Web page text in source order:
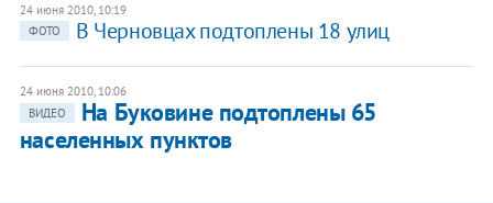
24 июня 2010, 10:19
ФОТО
В Черновцах подтоплены 18 улиц
24 июня 2010, 10:06
ВИДЕО
На Буковине подтоплены 65
населенных пунктов